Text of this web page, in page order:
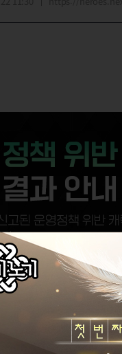
위반 행위가 확인되어 처리
부탁 드립니다.